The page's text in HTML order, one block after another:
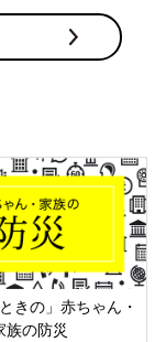
かおりさんの人生
相談